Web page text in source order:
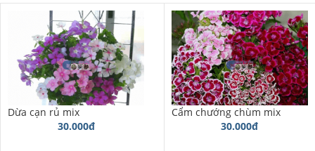
Dừa cạn rủ mix
30.000đ
Cẩm chướng chùm mix
30.000đ